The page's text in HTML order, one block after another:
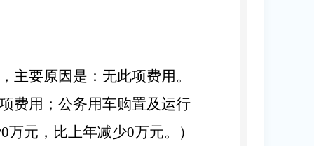
主要原因是： 无此项费用 。
费用 ；公务用车购置及运行
0万元，比上年减少0万元。）